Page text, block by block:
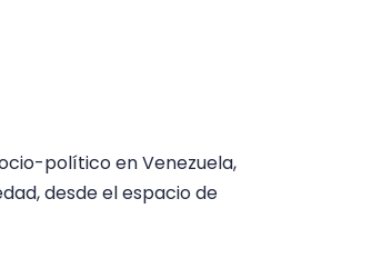
político en Venezuela,
desde el espacio de